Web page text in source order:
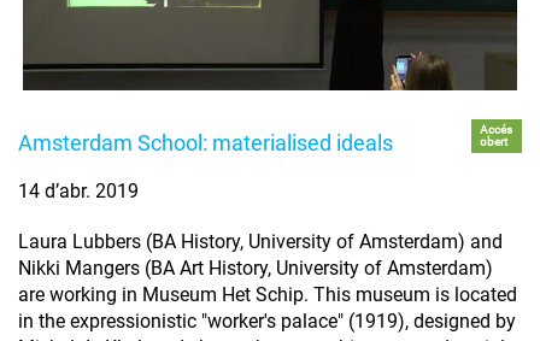
Amsterdam School: materialised ideals
Accés
obert
14 d’abr. 2019
Laura Lubbers (BA History, University of Amsterdam) and
Nikki Mangers (BA Art History, University of Amsterdam)
are working in Museum Het Schip. This museum is located
in the expressionistic "worker's palace" (1919), designed by